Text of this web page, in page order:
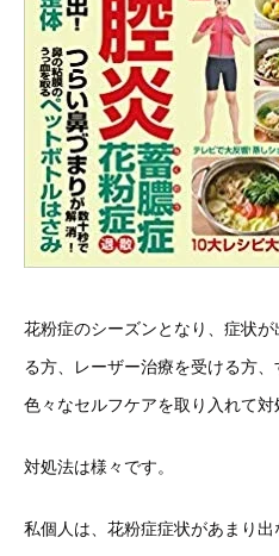
花粉症のシーズンとなり、症状
る方、レーザー治療を受ける方、
色々なセルフケアを取り入れて
対処法は様々です。
私個人は、花粉症症状があまり